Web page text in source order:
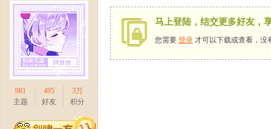
新
981
主题
495
好友
3万
积分
马上登陆，结交更多好友，
您需要 登录 才可以下载或查看，没